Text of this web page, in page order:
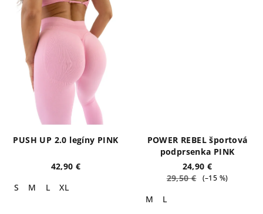
PUSH UP 2.0 legíny PINK
42,90 €
S
M L XL
POWER REBEL športová
podprsenka PINK
24,90 €
29,50 €
(–15 %)
M L